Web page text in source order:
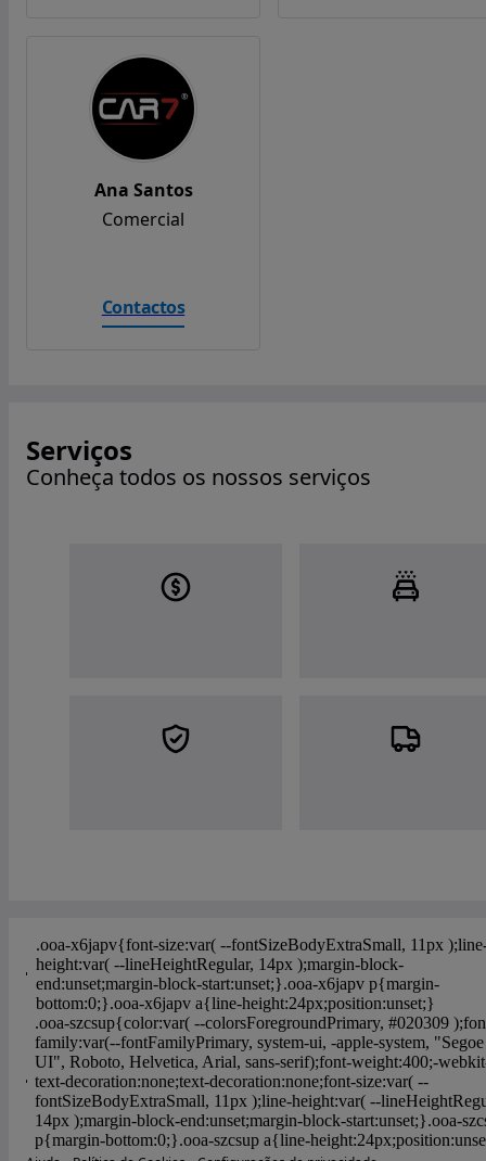
Ana Santos
Comercial
Contactos
Serviços
Conheça todos os nossos serviços